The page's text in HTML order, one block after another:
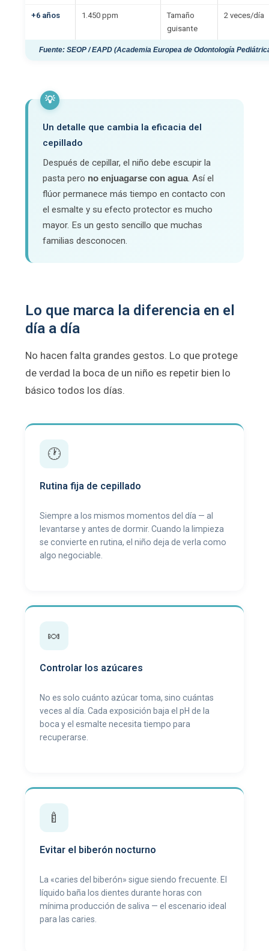
+6 años 1.450 ppm
Tamaño
guisante
2 veces/día
Fuente: SEOP / EAPD (Academia Europea de Odontología
💡
Un detalle que cambia la eficacia del
cepillado
Después de cepillar, el niño debe escupir la
pasta pero no enjuagarse con agua. Así el
flúor permanece más tiempo en contacto con
el esmalte y su efecto protector es mucho
mayor. Es un gesto sencillo que muchas
familias desconocen.
Lo que marca la diferencia en el
día a día
No hacen falta grandes gestos. Lo que protege
de verdad la boca de un niño es repetir bien lo
básico todos los días.
🕐
Rutina fija de cepillado
Siempre a los mismos momentos del día — al
levantarse y antes de dormir. Cuando la limpieza
se convierte en rutina, el niño deja de verla como
algo negociable.
🍬
Controlar los azúcares
No es solo cuánto azúcar toma, sino cuántas
veces al día. Cada exposición baja el pH de la
boca y el esmalte necesita tiempo para
recuperarse.
🍼
Evitar el biberón nocturno
La «caries del biberón» sigue siendo frecuente. El
líquido baña los dientes durante horas con
mínima producción de saliva — el escenario ideal
para las caries.